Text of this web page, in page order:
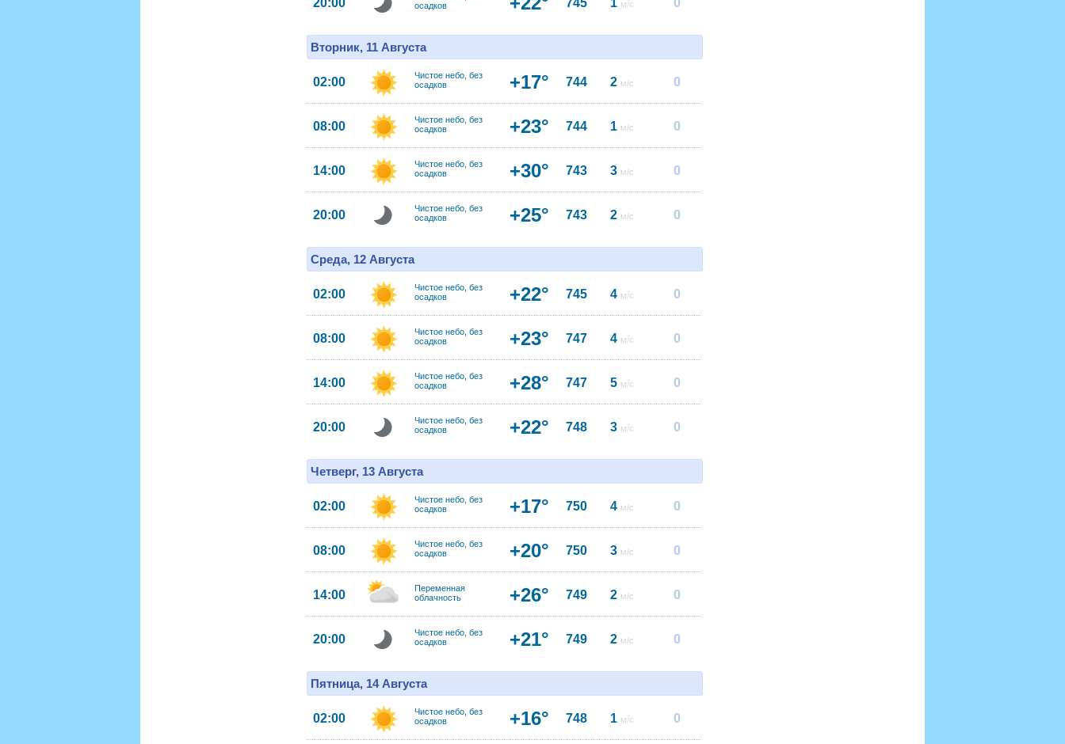
20:00
осадков
745 1 м/с 0
Вторник, 11 Августа
02:00
Чистое небо, без
осадков
+17° 744 2 м/с 0
08:00
Чистое небо, без
осадков
+23° 744 1 м/с 0
14:00
Чистое небо, без
осадков
+30° 743 3 м/с 0
20:00
Чистое небо, без
осадков
+25° 743 2 м/с 0
Среда, 12 Августа
02:00
Чистое небо, без
осадков
+22° 745 4 м/с 0
08:00
Чистое небо, без
осадков
+23° 747 4 м/с 0
14:00
Чистое небо, без
осадков
+28° 747 5 м/с 0
20:00
Чистое небо, без
осадков
+22° 748 3 м/с 0
Четверг, 13 Августа
02:00
Чистое небо, без
осадков
+17° 750 4 м/с 0
08:00
Чистое небо, без
осадков
+20° 750 3 м/с 0
14:00
Переменная
облачность
+26° 749 2 м/с 0
20:00
Чистое небо, без
осадков
+21° 749 2 м/с 0
Пятница, 14 Августа
02:00
Чистое небо, без
осадков
+16° 748 1 м/с 0